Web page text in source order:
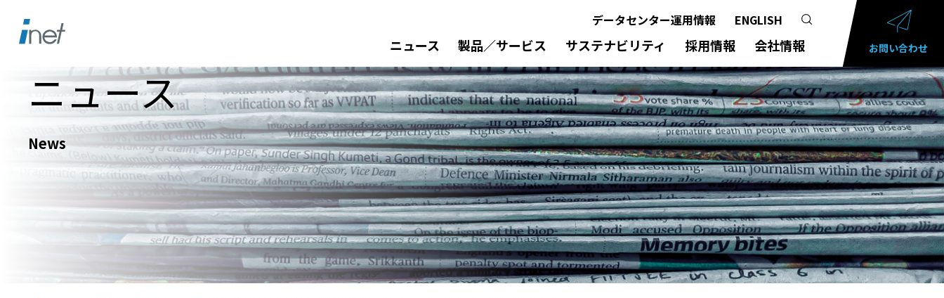
データセンター運用情報 ENGLISH
ニュース 製品／サービス サステナビリティ 採用情報 会社情報 お問い合わせ
ニュース
News